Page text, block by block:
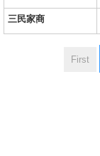
三民家商
First